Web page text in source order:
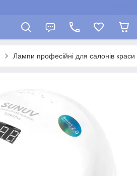
Лампи професійні для салонів краси